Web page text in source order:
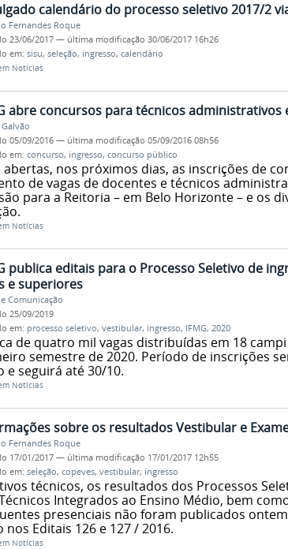
calendário do processo seletivo 2017/2
Fernandes Roque
23/06/2017 — última modificação 30/06/2017 16h26
em: sisu, seleção, ingresso, calendário
Notícias
abre concursos para técnicos administrativos
05/09/2016 — última modificação 05/09/2016 08h56
em: concurso, ingresso, concurso público
abertas, nos próximos dias, as inscrições de
de vagas de docentes e técnicos
para a Reitoria – em Belo Horizonte – e os
Notícias
publica editais para o Processo Seletivo de
e superiores
Comunicação
25/09/2019
em: processo seletivo, vestibular, ingresso, IFMG, 2020
de quatro mil vagas distribuídas em 18
semestre de 2020. Período de inscrições
e seguirá até 30/10.
Notícias
sobre os resultados Vestibular e
Fernandes Roque
17/01/2017 — última modificação 17/01/2017 12h55
em: seleção, copeves, vestibular, ingresso
técnicos, os resultados dos Processos
Integrados ao Ensino Médio, bem
presenciais não foram publicados
nos Editais 126 e 127 / 2016.
Notícias